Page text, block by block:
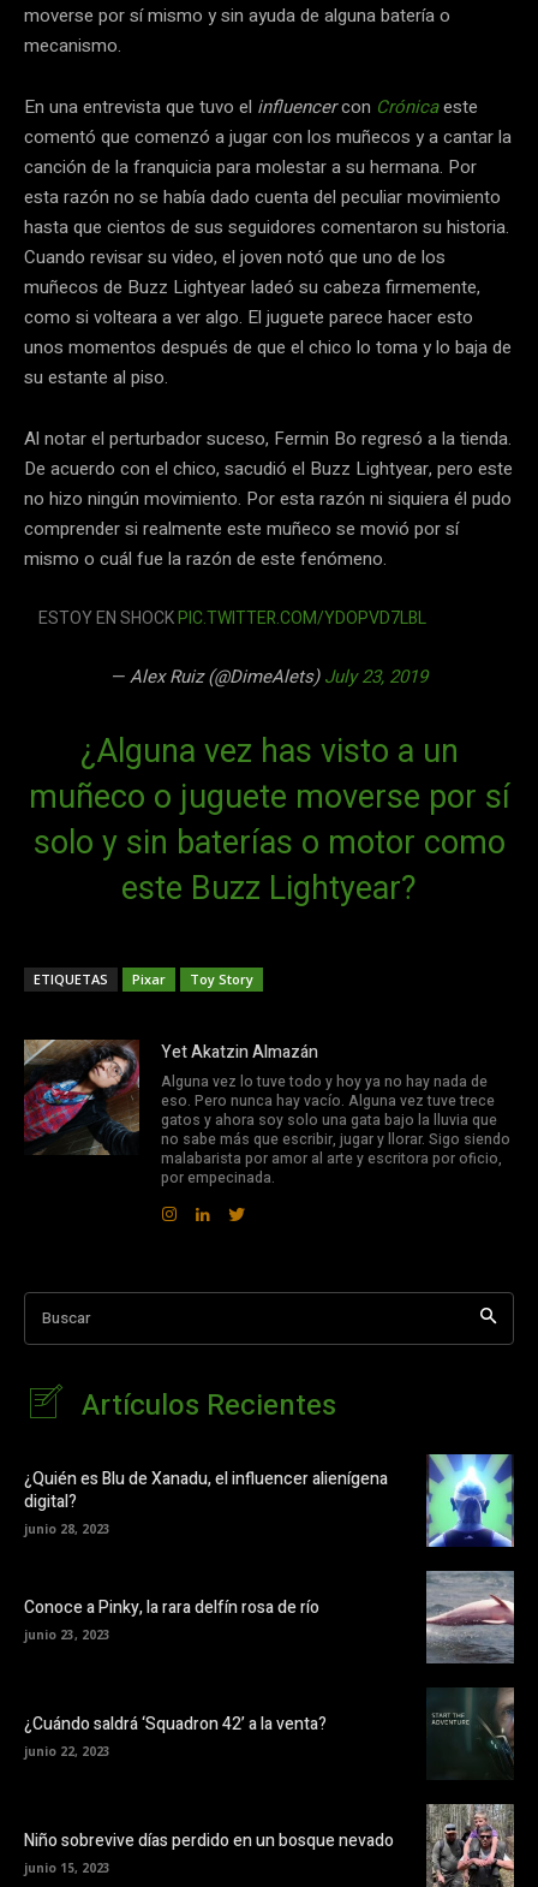
moverse por sí mismo y sin ayuda de alguna batería o
mecanismo.
En una entrevista que tuvo el influencercon Crónicaeste
comentó que comenzó a jugar con los muñecos y a cantar la
canción de la franquicia para molestar a su hermana. Por
esta razón no se había dado cuenta del peculiar movimiento
hasta que cientos de sus seguidores comentaron su historia.
Cuando revisar su video, el joven notó que uno de los
muñecos de Buzz Lightyear ladeó su cabeza firmemente,
como si volteara a ver algo. El juguete parece hacer esto
unos momentos después de que el chico lo toma y lo baja de
su estante al piso.
Al notar el perturbador suceso, Fermin Bo regresó a la tienda.
De acuerdo con el chico, sacudió el Buzz Lightyear, pero este
no hizo ningún movimiento. Por esta razón ni siquiera él pudo
comprender si realmente este muñeco se movió por sí
mismo o cuál fue la razón de este fenómeno.
ESTOY EN SHOCKPIC.TWITTER.COM/YDOPVD7LBL
— Alex Ruiz (@DimeAlets)July 23, 2019
¿Alguna vez has visto a un
muñeco o juguete moverse por sí
solo y sin baterías o motor como
este Buzz Lightyear?
ETIQUETAS Pixar Toy Story
Yet Akatzin Almazán
Alguna vez lo tuve todo y hoy ya no hay nada de
eso. Pero nunca hay vacío. Alguna vez tuve trece
gatos y ahora soy solo una gata bajo la lluvia que
no sabe más que escribir, jugar y llorar. Sigo siendo
malabarista por amor al arte y escritora por oficio,
por empecinada.
Buscar
Artículos Recientes
¿Quién es Blu de Xanadu, el influencer alienígena
digital?
junio 28, 2023
Conoce a Pinky, la rara delfín rosa de río
junio 23, 2023
¿Cuándo saldrá ‘Squadron 42’ a la venta?
junio 22, 2023
Niño sobrevive días perdido en un bosque nevado
junio 15, 2023